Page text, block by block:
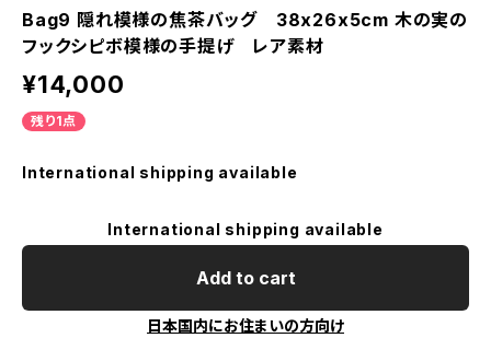
Bag9 隠れ模様の焦茶バッグ 38x26x5cm 木の実の
フックシピボ模様の手提げ レア素材
¥14,000
残り1点
International shipping available
International shipping available
Add to cart
日本国内にお住まいの方向け